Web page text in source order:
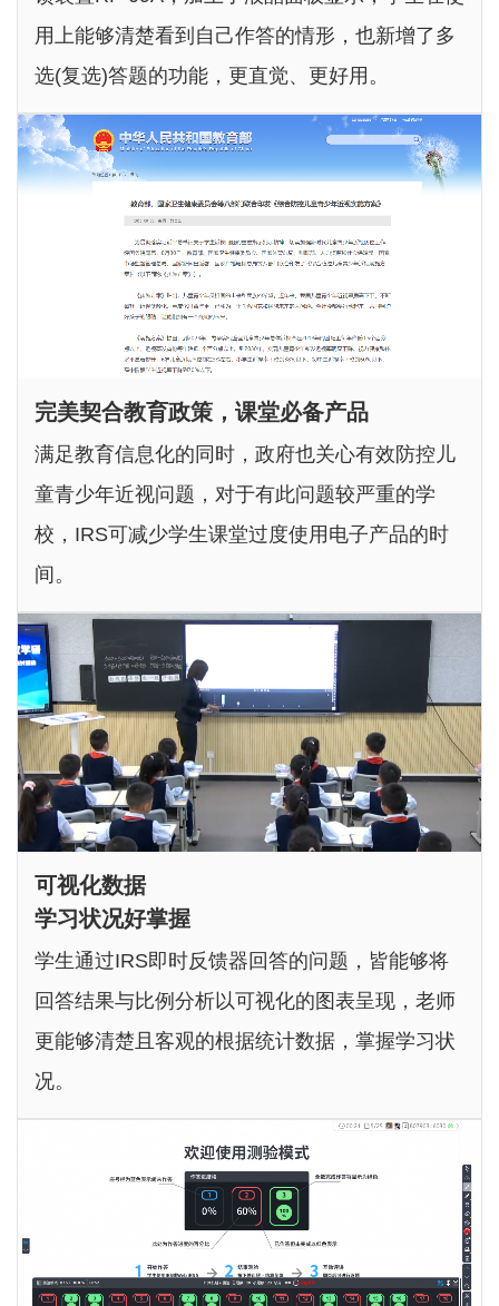
用上能够清楚看到自己作答的情形，也新增了多
选(复选)答题的功能，更直觉、更好用。
完美契合教育政策，课堂必备产品
满足教育信息化的同时，政府也关心有效防控儿
童青少年近视问题，对于有此问题较严重的学
校，IRS可减少学生课堂过度使用电子产品的时
间。
可视化数据
学习状况好掌握
学生通过IRS即时反馈器回答的问题，皆能够将
回答结果与比例分析以可视化的图表呈现，老师
更能够清楚且客观的根据统计数据，掌握学习状
况。